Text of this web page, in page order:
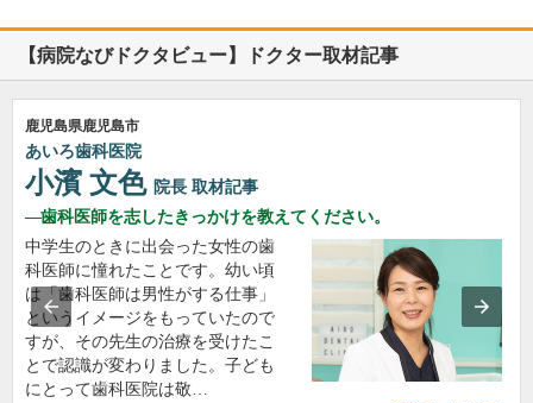
【病院なびドクタビュー】ドクター取材記事
鹿児島県鹿児島市
あいろ歯科医院
小濱 文色 院長 取材記事
歯科医師を志したきっかけを教えてください。
中学生のときに出会った女性の歯
科医師に憧れたことです。幼い頃
は「歯科医師は男性がする仕事」
というイメージをもっていたので
すが、その先生の治療を受けたこ
とで認識が変わりました。子ども
にとって歯科医院は敬…